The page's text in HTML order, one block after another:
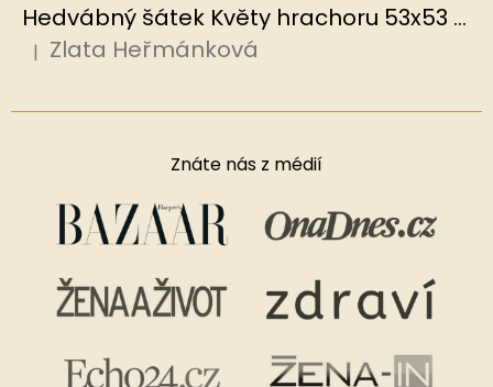
Hedvábný šátek Květy hrachoru 53x53 cm v dárkovém balení, HEDVÁBNÝ SVĚT
Hodnocení produktu je 5 z 5 hvězdiček.
| Zlata Heřmánková
Znáte nás z médií